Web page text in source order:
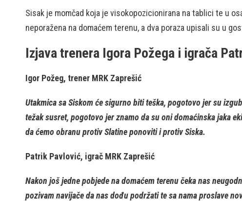
Sisak je momčad koja je visokopozicionirana na tablici te u
neporažena na domaćem terenu, a dva poraza upisali su u
Izjava trenera Igora Požega i igrača
Igor Požeg, trener MRK Zaprešić
Utakmica sa Siskom će sigurno biti teška, pogotovo jer su
težak susret, pogotovo jer znamo da su oni domaćinska jaka
da ćemo obranu protiv Slatine ponoviti i protiv Siska.
Patrik Pavlović, igrač MRK Zaprešić
Nakon još jedne pobjede na domaćem terenu čeka nas
pozivam navijače da nas dođu podržati te sa nama proslave